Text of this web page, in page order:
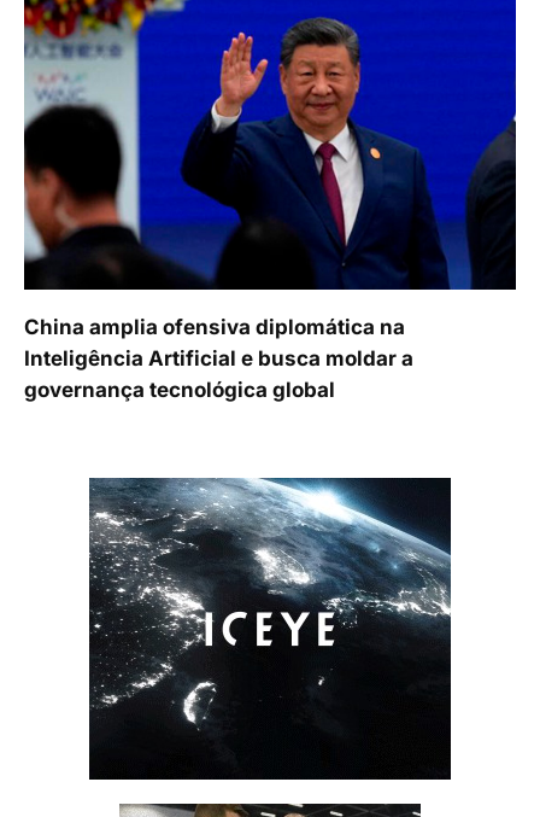
China amplia ofensiva diplomática na
Inteligência Artificial e busca moldar a
governança tecnológica global